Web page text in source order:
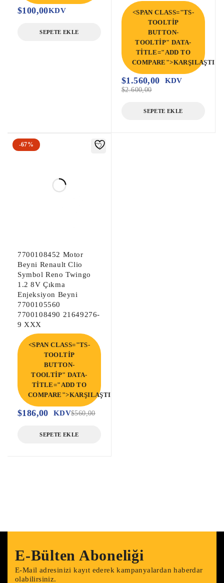
$100,00KDV
SEPETE EKLE
<SPAN CLASS="TS-
TOOLTIP
BUTTON-
TOOLTIP" DATA-
TITLE="ADD TO
$2.600,00
$1.560,00 KDV
SEPETE EKLE
-67%
7700108452 Motor
Beyni Renault Clio
Symbol Reno Twingo
1.2 8V Çıkma
Enjeksiyon Beyni
7700105560
7700108490 21649276-
9 XXX
<SPAN CLASS="TS-
TOOLTIP
BUTTON-
TOOLTIP" DATA-
TITLE="ADD TO
COMPARE">KARŞILAŞTIR</SPAN>
$560,00
$186,00 KDV
SEPETE EKLE
E-Bülten Aboneliği
E-Mail adresinizi kayıt ederek kampanyalardan haberdar
olabilirsiniz.